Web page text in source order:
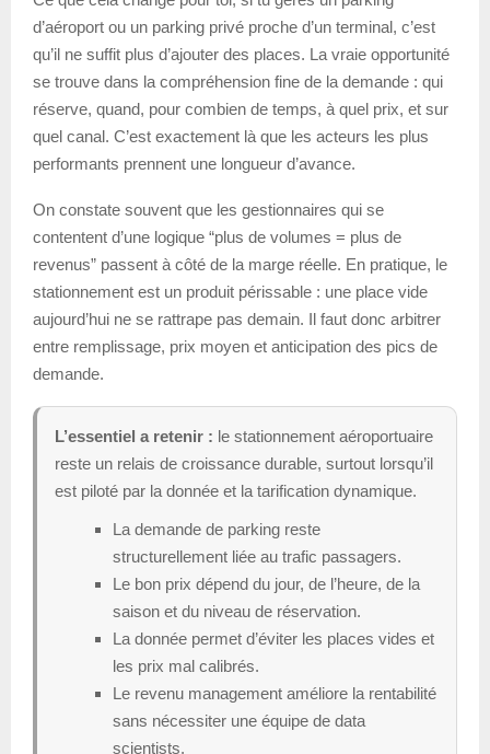
d’aéroport ou un parking privé proche d’un terminal, c’est
qu’il ne suffit plus d’ajouter des places. La vraie opportunité
se trouve dans la compréhension fine de la demande : qui
réserve, quand, pour combien de temps, à quel prix, et sur
quel canal. C’est exactement là que les acteurs les plus
performants prennent une longueur d’avance.
On constate souvent que les gestionnaires qui se
contentent d’une logique “plus de volumes = plus de
revenus” passent à côté de la marge réelle. En pratique, le
stationnement est un produit périssable : une place vide
aujourd’hui ne se rattrape pas demain. Il faut donc arbitrer
entre remplissage, prix moyen et anticipation des pics de
demande.
L’essentiel a retenir : le stationnement aéroportuaire
reste un relais de croissance durable, surtout lorsqu’il
est piloté par la donnée et la tarification dynamique.
La demande de parking reste
structurellement liée au trafic passagers.
Le bon prix dépend du jour, de l’heure, de la
saison et du niveau de réservation.
La donnée permet d’éviter les places vides et
les prix mal calibrés.
Le revenu management améliore la rentabilité
sans nécessiter une équipe de data
scientists.